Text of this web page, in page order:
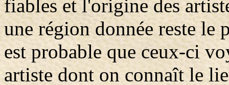
fiables et l'origine des
une région donnée reste le
est probable que ceux-ci
artiste dont on connaît le